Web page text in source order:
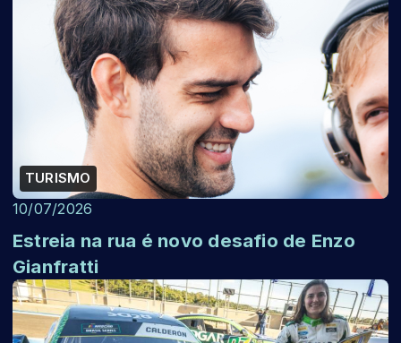
TURISMO
10/07/2026
Estreia na rua é novo desafio de Enzo
Gianfratti